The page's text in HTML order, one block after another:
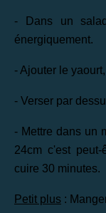
- Dans un
énergiquement.
- Ajouter le
- Verser par
- Mettre dans un
24cm c'est
cuire 30 minutes.
Petit plus :